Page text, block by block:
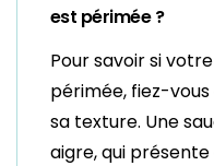
est périmée ?
Pour savoir si
périmée, fiez-
sa texture. Une
aigre, qui